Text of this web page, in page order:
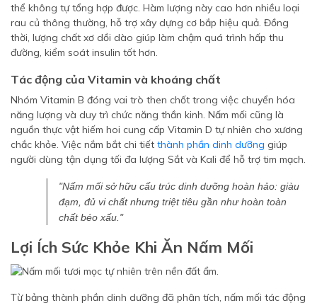
thể không tự tổng hợp được. Hàm lượng này cao hơn nhiều loại
rau củ thông thường, hỗ trợ xây dựng cơ bắp hiệu quả. Đồng
thời, lượng chất xơ dồi dào giúp làm chậm quá trình hấp thu
đường, kiểm soát insulin tốt hơn.
Tác động của Vitamin và khoáng chất
Nhóm Vitamin B đóng vai trò then chốt trong việc chuyển hóa
năng lượng và duy trì chức năng thần kinh. Nấm mối cũng là
nguồn thực vật hiếm hoi cung cấp Vitamin D tự nhiên cho xương
chắc khỏe. Việc nắm bắt chi tiết thành phần dinh dưỡng giúp
người dùng tận dụng tối đa lượng Sắt và Kali để hỗ trợ tim mạch.
"Nấm mối sở hữu cấu trúc dinh dưỡng hoàn hảo: giàu
đạm, đủ vi chất nhưng triệt tiêu gần như hoàn toàn
chất béo xấu."
Lợi Ích Sức Khỏe Khi Ăn Nấm Mối
Từ bảng thành phần dinh dưỡng đã phân tích, nấm mối tác động